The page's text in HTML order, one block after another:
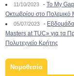
11/10/2023 -To My
Οκτωβρίου στο
05/07/2023 -
Masters at TUC» για τα
Πολυτεχνείο Κρήτης
Νομοθεσία